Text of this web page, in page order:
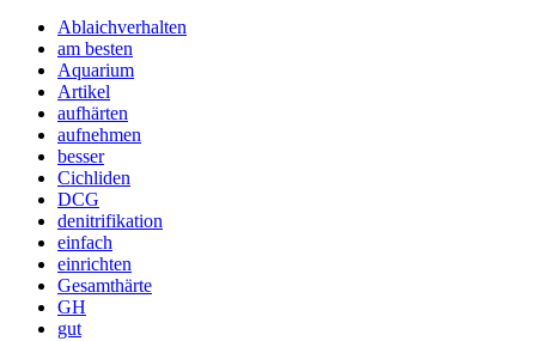
Ablaichverhalten
am besten
Aquarium
Artikel
aufhärten
aufnehmen
besser
Cichliden
DCG
denitrifikation
einfach
einrichten
Gesamthärte
GH
gut